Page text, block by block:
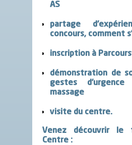
AS
partage
concours, comment
inscription à
démonstration de
gestes
massage
visite du centre.
Venez découvrir le
Centre :